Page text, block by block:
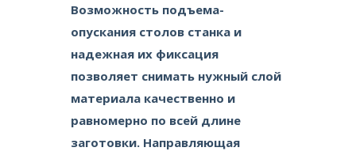
Возможность подъема-
опускания столов станка и
надежная их фиксация
позволяет снимать нужный слой
материала качественно и
равномерно по всей длине
заготовки. Направляющая